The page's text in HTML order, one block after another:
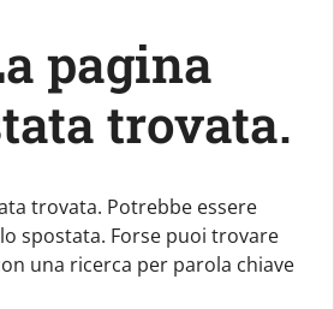
pagina
trovata.
trovata. Potrebbe essere
spostata. Forse puoi trovare
una ricerca per parola chiave